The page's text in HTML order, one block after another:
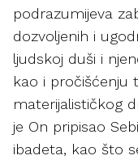
podrazumijeva
dozvoljenih i
ljudskoj duši i
kao i pročišćenju
materijalističkog
je On pripisao
ibadeta, kao što